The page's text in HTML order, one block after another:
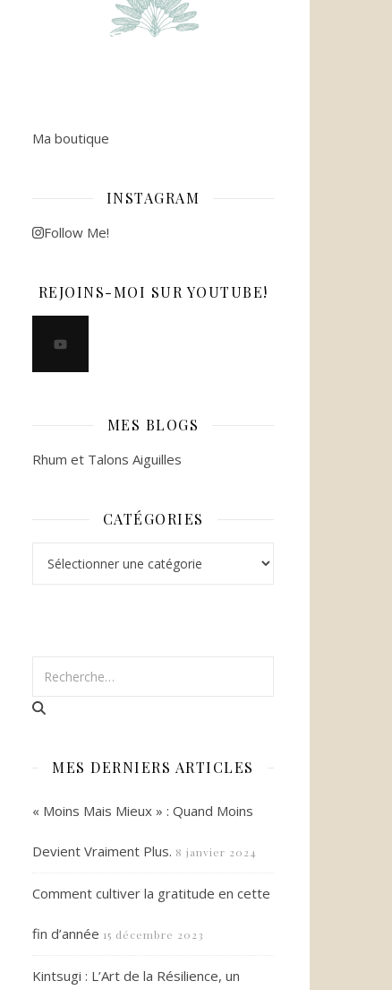
Ma boutique
INSTAGRAM
Follow Me!
REJOINS-MOI SUR YOUTUBE!
MES BLOGS
Rhum et Talons Aiguilles
CATÉGORIES
MES DERNIERS ARTICLES
« Moins Mais Mieux » : Quand Moins
Devient Vraiment Plus. 8 janvier 2024
Comment cultiver la gratitude en cette
fin d’année 15 décembre 2023
Kintsugi : L’Art de la Résilience, un